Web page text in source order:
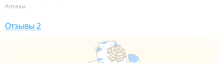
Аптеки
Отзывы 2